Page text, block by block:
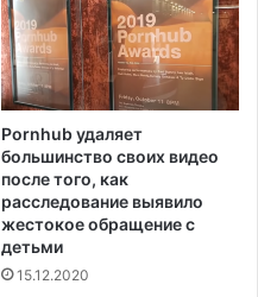
Pornhub удаляет
большинство своих видео
после того, как
расследование выявило
жестокое обращение с
детьми
15.12.2020